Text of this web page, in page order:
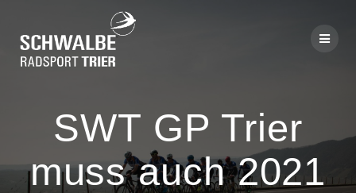
SWT GP Trier
muss auch 2021